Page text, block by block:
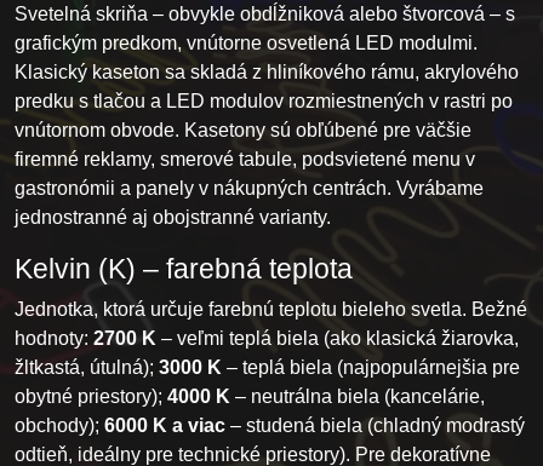
Svetelná skriňa – obvykle obdĺžniková alebo štvorcová – s
grafickým predkom, vnútorne osvetlená LED modulmi.
Klasický kaseton sa skladá z hliníkového rámu, akrylového
predku s tlačou a LED modulov rozmiestnených v rastri po
vnútornom obvode. Kasetony sú obľúbené pre väčšie
firemné reklamy, smerové tabule, podsvietené menu v
gastronómii a panely v nákupných centrách. Vyrábame
jednostranné aj obojstranné varianty.
Kelvin (K) – farebná teplota
Jednotka, ktorá určuje farebnú teplotu bieleho svetla. Bežné
hodnoty: 2700 K – veľmi teplá biela (ako klasická žiarovka,
žltkastá, útulná); 3000 K – teplá biela (najpopulárnejšia pre
obytné priestory); 4000 K – neutrálna biela (kancelárie,
obchody); 6000 K a viac – studená biela (chladný modrastý
odtieň, ideálny pre technické priestory). Pre dekoratívne